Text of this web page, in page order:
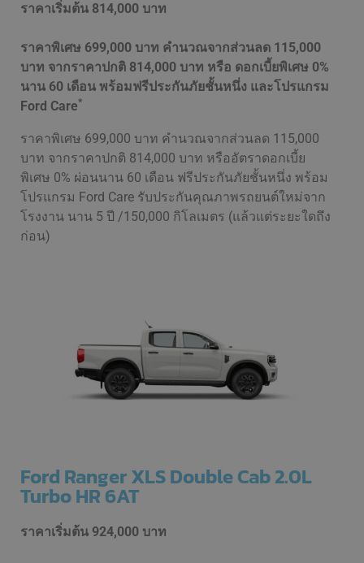
ราคาเริ่มต้น 814,000 บาท
ราคาพิเศษ 699,000 บาท คำนวณจากส่วนลด 115,000
บาท จากราคาปกติ 814,000 บาท หรือ ดอกเบี้ยพิเศษ 0%
นาน 60 เดือน พร้อมฟรีประกันภัยชั้นหนึ่ง และโปรแกรม
Ford Care*
ราคาพิเศษ 699,000 บาท คำนวณจากส่วนลด 115,000
บาท จากราคาปกติ 814,000 บาท หรืออัตราดอกเบี้ย
พิเศษ 0% ผ่อนนาน 60 เดือน ฟรีประกันภัยชั้นหนึ่ง พร้อม
โปรแกรม Ford Care รับประกันคุณภาพรถยนต์ใหม่จาก
โรงงาน นาน 5 ปี /150,000 กิโลเมตร (แล้วแต่ระยะใดถึง
ก่อน)
Ford Ranger XLS Double Cab 2.0L
Turbo HR 6AT
ราคาเริ่มต้น 924,000 บาท